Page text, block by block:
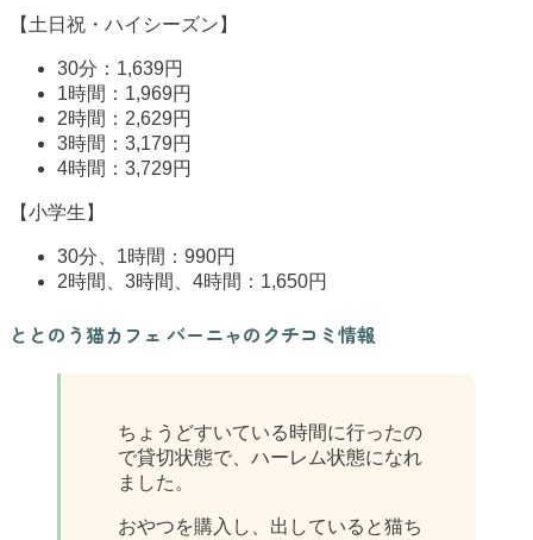
【土日祝・ハイシーズン】
30分：1,639円
1時間：1,969円
2時間：2,629円
3時間：3,179円
4時間：3,729円
【小学生】
30分、1時間：990円
2時間、3時間、4時間：1,650円
ととのう猫カフェ バーニャのクチコミ情報
ちょうどすいている時間に行ったの
で貸切状態で、ハーレム状態になれ
ました。
おやつを購入し、出していると猫ち